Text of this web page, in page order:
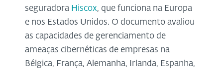
seguradora Hiscox, que funciona na Europa
e nos Estados Unidos. O documento avaliou
as capacidades de gerenciamento de
ameaças cibernéticas de empresas na
Bélgica, França, Alemanha, Irlanda, Espanha,